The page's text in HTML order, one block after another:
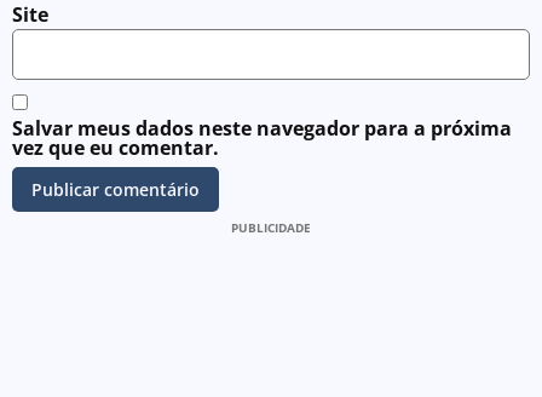
Site
Salvar meus dados neste navegador para a próxima
vez que eu comentar.
PUBLICIDADE